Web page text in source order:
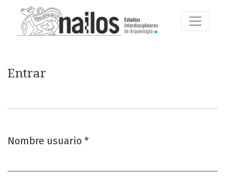
Entrar
Entrar
Nombre usuario *